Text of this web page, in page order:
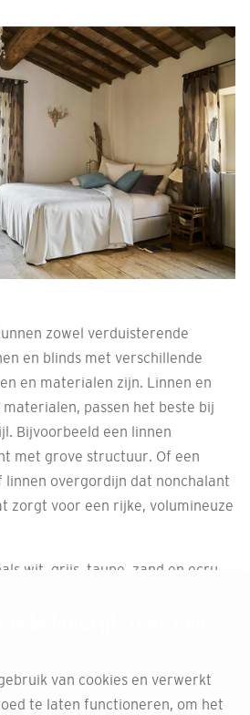
zowel verduisterende
en blinds met verschillende
en materialen zijn. Linnen en
passen het beste bij
Bijvoorbeeld een linnen
met grove structuur. Of een
linnen overgordijn dat nonchalant
zorgt voor een rijke, volumineuze
wit, grijs, taupe, zand en ecru,
van cookies en verwerkt
te laten functioneren, om het